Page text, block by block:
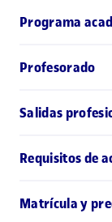
Programa
Profesorado
Salidas
Requisitos de
Matrícula y